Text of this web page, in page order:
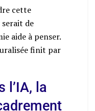
cette
de
aide à penser.
finit par
l’IA, la